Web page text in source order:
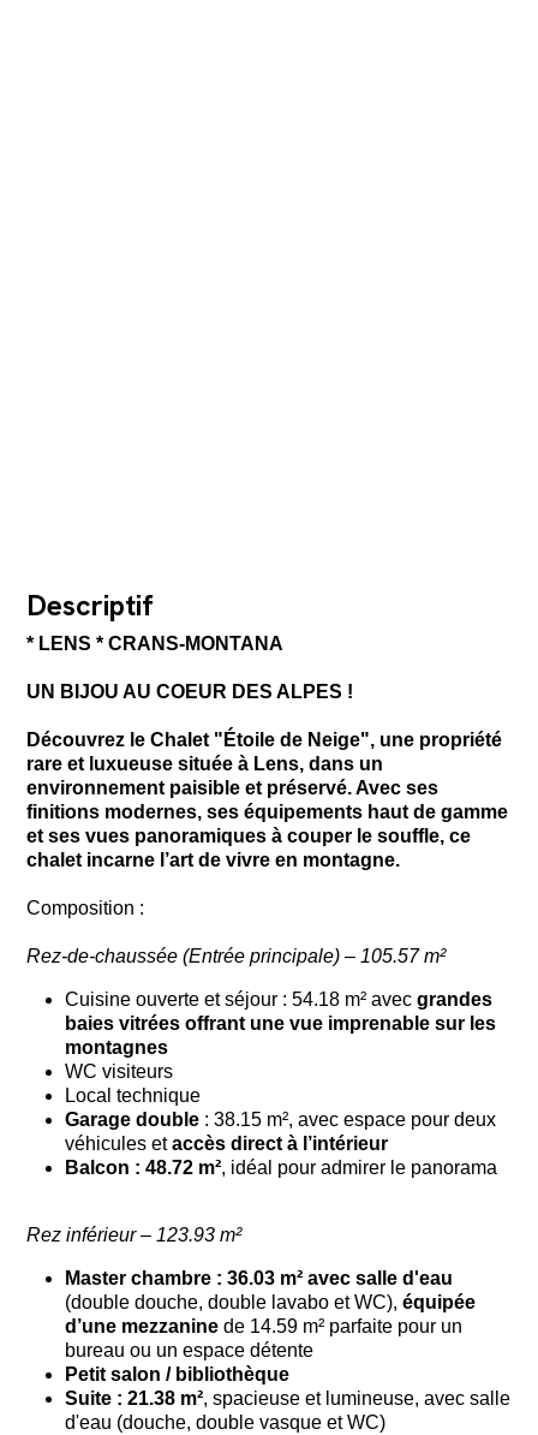
Descriptif
* LENS * CRANS-MONTANA
UN BIJOU AU COEUR DES ALPES !
Découvrez le Chalet "Étoile de Neige", une propriété
rare et luxueuse située à Lens, dans un
environnement paisible et préservé. Avec ses
finitions modernes, ses équipements haut de gamme
et ses vues panoramiques à couper le souffle, ce
chalet incarne l’art de vivre en montagne.
Composition :
Rez-de-chaussée (Entrée principale) – 105.57 m²
Cuisine ouverte et séjour : 54.18 m² avecgrandes
baies vitrées offrant une vue imprenable sur les
montagnes
WC visiteurs
Local technique
Garage double : 38.15 m², avec espace pour deux
véhicules etaccès direct à l’intérieur
Balcon : 48.72 m², idéal pour admirer le panorama
Rez inférieur – 123.93 m²
Master chambre : 36.03 m² avec salle d'eau
(double douche, double lavabo et WC),équipée
d’une mezzanine de 14.59 m² parfaite pour un
bureau ou un espace détente
Petit salon / bibliothèque
Suite : 21.38 m², spacieuse et lumineuse, avec salle
d'eau (douche, double vasque et WC)